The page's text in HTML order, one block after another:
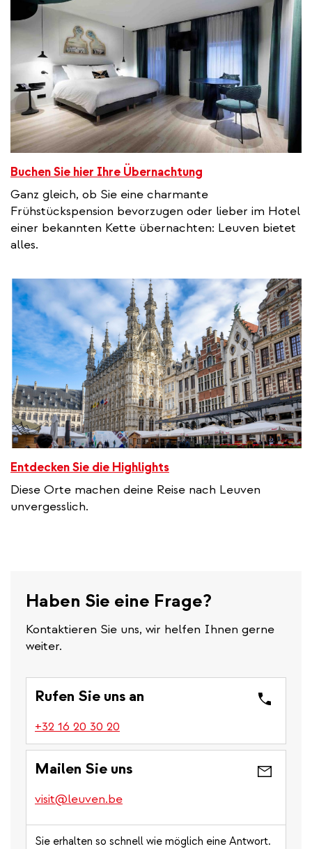
Buchen Sie hier Ihre Übernachtung
Ganz gleich, ob Sie eine charmante
Frühstückspension bevorzugen oder lieber im Hotel
einer bekannten Kette übernachten: Leuven bietet
alles.
Entdecken Sie die Highlights
Diese Orte machen deine Reise nach Leuven
unvergesslich.
Haben Sie eine Frage?
Kontaktieren Sie uns, wir helfen Ihnen gerne
weiter.
Rufen Sie uns an
+32 16 20 30 20
is
phone
number)
Mailen Sie uns
visit@leuven.be
Sie erhalten so schnell wie möglich eine Antwort.